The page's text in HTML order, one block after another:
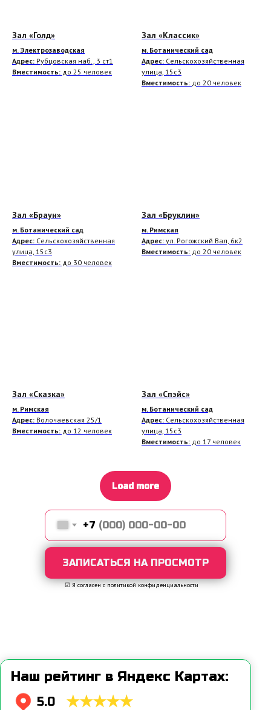
Зал «Голд»
м. Электрозаводская
Адрес: Рубцовская наб., 3 ст1
Вместимость: до 25 человек
Зал «Классик»
м. Ботанический сад
Адрес: Сельскохозяйственная
улица, 15с3
Вместимость: до 20 человек
Зал «Браун»
м. Ботанический сад
Адрес: Сельскохозяйственная
улица, 15с3
Вместимость: до 30 человек
Зал «Бруклин»
м. Римская
Адрес: ул. Рогожский Вал, 6к2
Вместимость: до 20 человек
Зал «Сказка»
м. Римская
Адрес: Волочаевская 25/1
Вместимость: до 12 человек
Зал «Спэйс»
м. Ботанический сад
Адрес: Сельскохозяйственная
улица, 15с3
Вместимость: до 17 человек
Load more
+7
ЗАПИСАТЬСЯ НА ПРОСМОТР
☑ Я согласен с политикой конфиденциальности
Выездная шоу-игра и
вечеринка